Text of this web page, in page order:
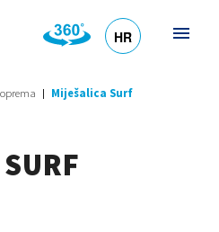
HR
Miješalica Surf